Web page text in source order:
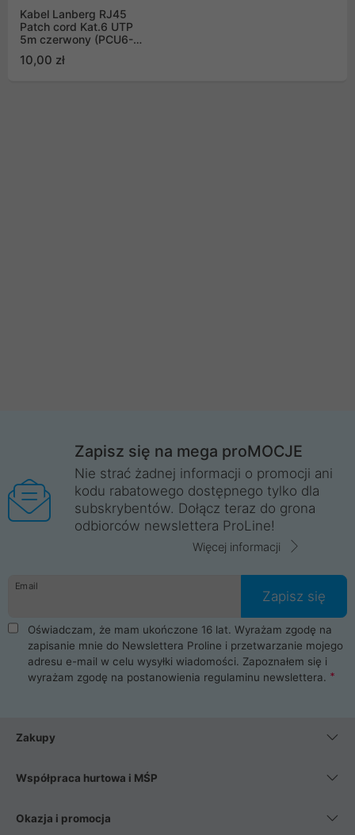
Kabel Lanberg RJ45
Patch cord Kat.6 UTP
5m czerwony (PCU6-
10,00 zł
Zapisz się na mega proMOCJE
Nie strać żadnej informacji o promocji ani
kodu rabatowego dostępnego tylko dla
subskrybentów. Dołącz teraz do grona
odbiorców newslettera ProLine!
Więcej informacji
Email
Zapisz się
Oświadczam, że mam ukończone 16 lat. Wyrażam zgodę na
zapisanie mnie do Newslettera Proline i przetwarzanie mojego
adresu e-mail w celu wysyłki wiadomości. Zapoznałem się i
wyrażam zgodę na postanowienia regulaminu newslettera.
Zakupy
Współpraca hurtowa i MŚP
Okazja i promocja